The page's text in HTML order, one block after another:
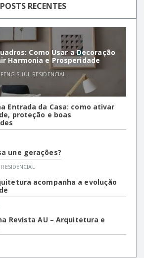
POSTS RECENTES
Como Usar a Decoração
Harmonia e Prosperidade
FENG SHUI, RESIDENCIAL
Entrada da Casa: como ativar
proteção e boas
une gerações?
RESIDENCIAL
acompanha a evolução
Revista AU – Arquitetura e